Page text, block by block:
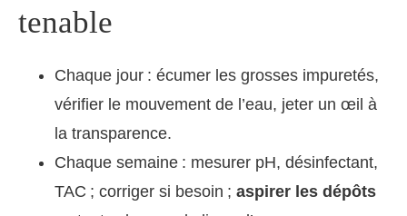
tenable
Chaque jour : écumer les grosses impuretés,
vérifier le mouvement de l’eau, jeter un œil à
la transparence.
Chaque semaine : mesurer pH, désinfectant,
TAC ; corriger si besoin ; aspirer les dépôts